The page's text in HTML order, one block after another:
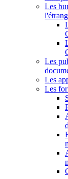
Les
Les
Les
Les